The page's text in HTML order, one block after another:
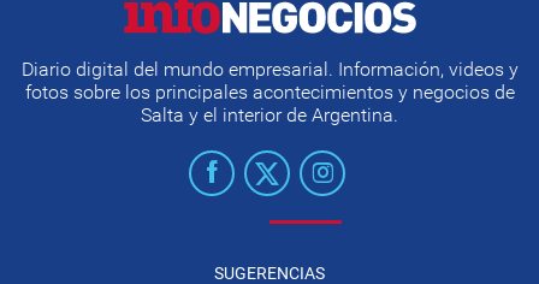
Diario digital del mundo empresarial. Información, videos y
fotos sobre los principales acontecimientos y negocios de
Salta y el interior de Argentina.
SUGERENCIAS